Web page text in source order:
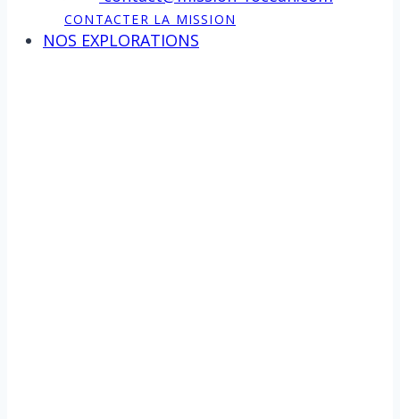
CONTACTER LA MISSION
NOS EXPLORATIONS